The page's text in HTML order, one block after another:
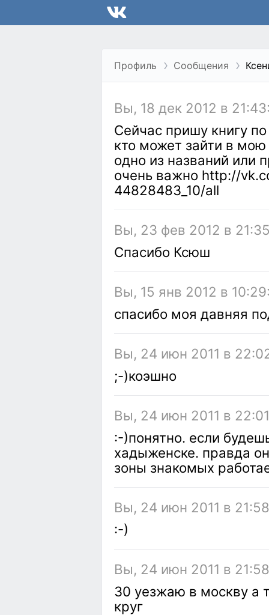
Профиль Сообщения
Вы, 18 дек 2012 в
Сейчас пришу книгу
кто может зайти в мою
одно из названий или
очень важно http://
44828483_10/all
Вы, 23 фев 2012 в
Спасибо Ксюш
Вы, 15 янв 2012 в
спасибо моя давняя
Вы, 24 июн 2011 в
;-)коэшно
Вы, 24 июн 2011 в
:-)понятно. если
хадыженске. правда
зоны знакомых
Вы, 24 июн 2011 в
:-)
Вы, 24 июн 2011 в
30 уезжаю в москву а
круг